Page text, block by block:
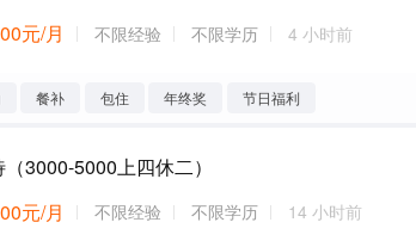
元/月
不限经验 不限学历 4 小时前
餐补 包住 年终奖 节日福利
3000-5000上四休二）
元/月
不限经验 不限学历 14 小时前